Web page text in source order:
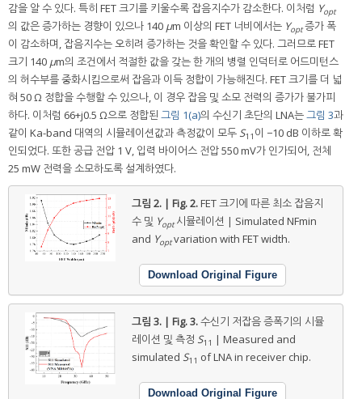
감을 알 수 있다. 특히 FET 크기를 키울수록 잡음지수가 감소한다. 이처럼 Yopt
의 값은 증가하는 경향이 있으나 140 μm 이상의 FET 너비에서는 Yopt증가 폭
이 감소하며, 잡음지수는 오히려 증가하는 것을 확인할 수 있다. 그러므로 FET
크기 140 μm의 조건에서 적절한 값을 갖는 한 개의 병렬 인덕터로 어드미턴스
의 허수부를 중화시킴으로써 잡음과 이득 정합이 가능해진다. FET 크기를 더 넓
혀 50 Ω 정합을 수행할 수 있으나, 이 경우 잡음 및 소모 전력의 증가가 불가피
하다. 이처럼 66+j0.5 Ω으로 정합된 그림 1(a)의 수신기 초단의 LNA는그림 3과
같이 Ka-band 대역의 시뮬레이션값과 측정값이 모두 S11 이 −10 dB 이하로 확
인되었다. 또한 공급 전압 1 V, 입력 바이어스 전압 550 mV가 인가되어, 전체
25 mW 전력을 소모하도록 설계하였다.
그림 2. | Fig. 2.FET 크기에 따른 최소 잡음지
수 및 Yopt시뮬레이션 | Simulated NFmin
and Yoptvariation with FET width.
Download Original Figure
그림 3. | Fig. 3.수신기 저잡음 증폭기의 시뮬
레이션 및 측정 S11 | Measured and
simulated S11 of LNA in receiver chip.
Download Original Figure